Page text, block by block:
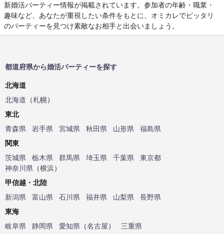
新婚活パーティー情報が掲載されています。参加者の年齢・職業・
趣味など、あなたが重視したい条件をもとに、オミカレでピッタリ
のパーティーを見つけ素敵なお相手と出会いましょう。
都道府県から婚活パーティーを探す
北海道
北海道 （札幌）
東北
青森県
岩手県 宮城県 秋田県 山形県
福島県
関東
茨城県
栃木県 群馬県 埼玉県 千葉県
東京都
神奈川県 （横浜）
甲信越・北陸
新潟県
富山県 石川県 福井県 山梨県
長野県
東海
岐阜県
静岡県 愛知県 （名古屋）
三重県